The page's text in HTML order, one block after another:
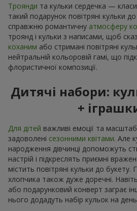
Троянди та кульки сердечка —
такий подарунок повітряні кульки
справжню романтичну атмосферу
троянд і кульки з написами, щоб
коханим або стримані повітряні
нейтральній кольоровій гамі, що
флористичної композиції.
Дитячі набори:
+
Для дітей важливі емоції та
задоволені сезонними квітами. Але
народження дівчинці допоможуть
настрій і підкреслять приємні
містить повітряні кульки до букету.
хлопчика також дуже доречні.
або подарунковий конверт заграє
нього додадуть набір кульок на